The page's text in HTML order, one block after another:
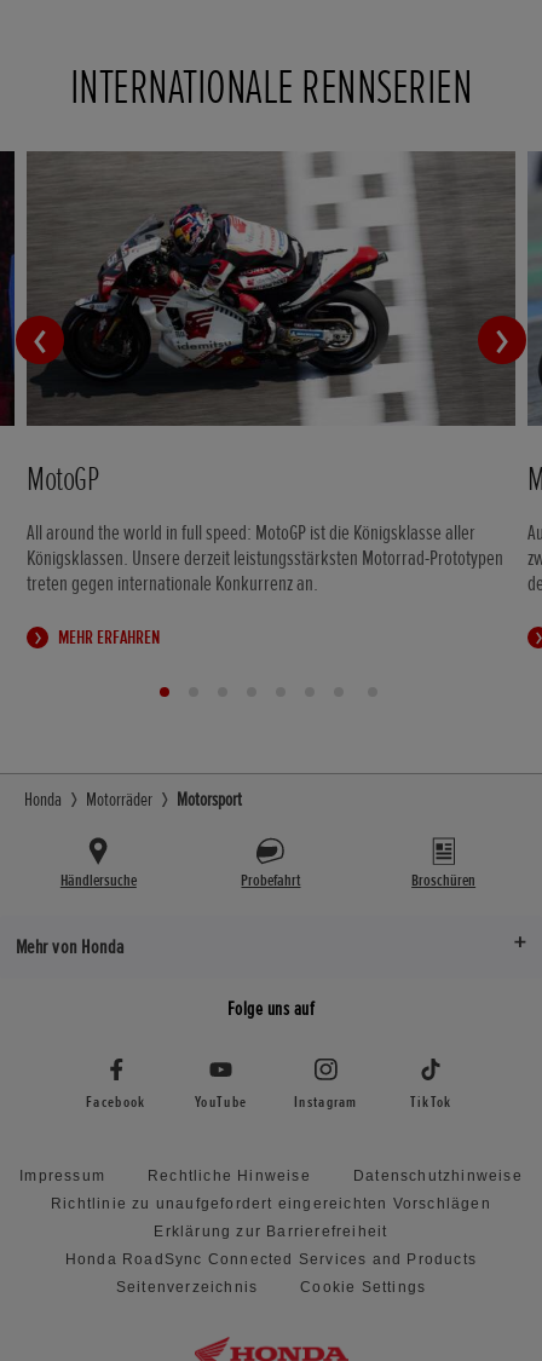
INTERNATIONALE RENNSERIEN
MotoGP
All around the world in full speed: MotoGP ist die Königsklasse aller
Königsklassen. Unsere derzeit leistungsstärksten Motorrad-Prototypen
treten gegen internationale Konkurrenz an.
MEHR ERFAHREN
Honda Motorräder Motorsport
Händlersuche Probefahrt Broschüren
Mehr von Honda
Folge uns auf
Facebook YouTube Instagram TikTok
Impressum Rechtliche Hinweise
Datenschutzhinweise
Richtlinie zu unaufgefordert eingereichten Vorschlägen
Erklärung zur Barrierefreiheit
Honda RoadSync Connected Services and Products
Seitenverzeichnis
Cookie Settings